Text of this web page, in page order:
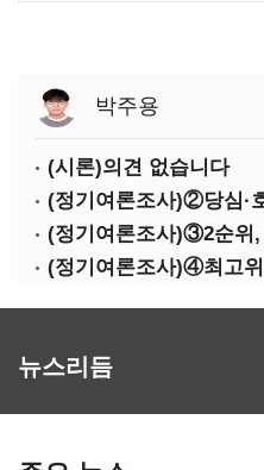
박주용
(시론)의견 없습니다
뉴스리듬